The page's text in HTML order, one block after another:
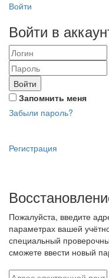
Войти
Войти в
Войти
Запомнить меня
Забыли пароль?
Регистрация
Пожалуйста, введите
параметрах вашей
специальный
сможете ввести новый